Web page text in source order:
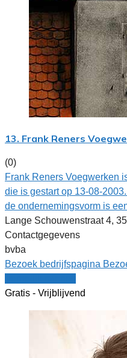
13. Frank Reners
(0)
Frank Reners Voegwerken
die is gestart op 13-08-
de ondernemingsvorm is
Lange Schouwenstraat 4,
Contactgegevens
bvba
Bezoek bedrijfspagina
Gratis - Vrijblijvend